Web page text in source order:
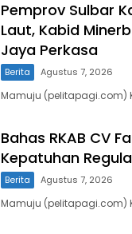
Pemprov Sulbar
Laut, Kabid
Jaya Perkasa
Berita Agustus 7, 2026
Mamuju (pelitapagi.com)
Bahas RKAB CV
Kepatuhan
Berita Agustus 7, 2026
Mamuju (pelitapagi.com)